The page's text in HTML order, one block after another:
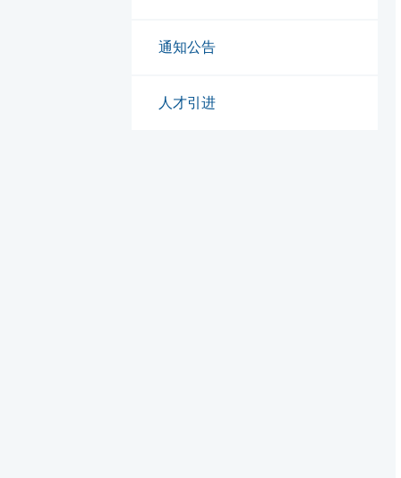
通知公告
人才引进